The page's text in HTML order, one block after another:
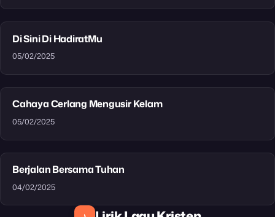
Di Sini Di HadiratMu
05/02/2025
Cahaya Cerlang Mengusir Kelam
05/02/2025
Berjalan Bersama Tuhan
04/02/2025